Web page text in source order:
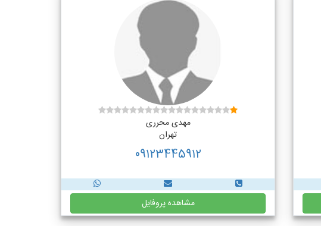
مهدی محرری
تهران
09123445912
مشاهده پروفایل